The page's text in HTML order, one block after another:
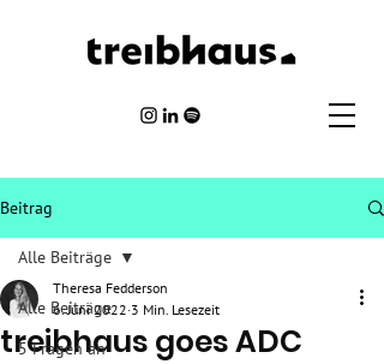
Beitrag
Alle Beiträge
5 Fragen an
Alle Beiträge
treibhaus goes ADC
Theresa Fedderson
6. Juni 2022 3 Min. Lesezeit